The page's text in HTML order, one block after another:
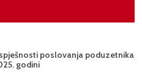
poslovanja poduzetnika
godini